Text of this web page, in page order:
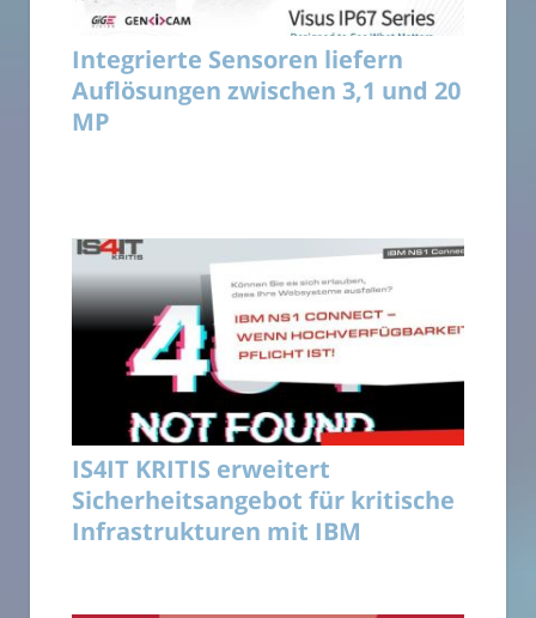
Integrierte Sensoren liefern
Auflösungen zwischen 3,1 und 20
MP
IS4IT KRITIS erweitert
Sicherheitsangebot für kritische
Infrastrukturen mit IBM